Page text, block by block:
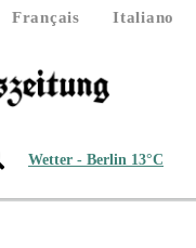
Français
Italiano
Wetter - Berlin 13°C